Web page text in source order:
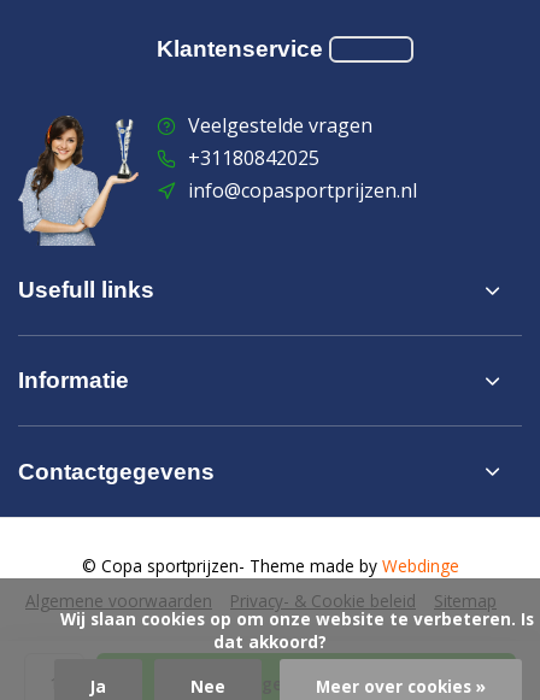
Toevoegen aan winkelwagen
Klantenservice
Veelgestelde vragen
+31180842025
info@copasportprijzen.nl
Usefull links
Informatie
Contactgegevens
Algemene voorwaarden Privacy- & Cookie beleid Sitemap
© Copa sportprijzen- Theme made by Webdinge
            Wij slaan cookies op om onze website te verbeteren. Is
dat akkoord?
Ja
Nee Meer over cookies »